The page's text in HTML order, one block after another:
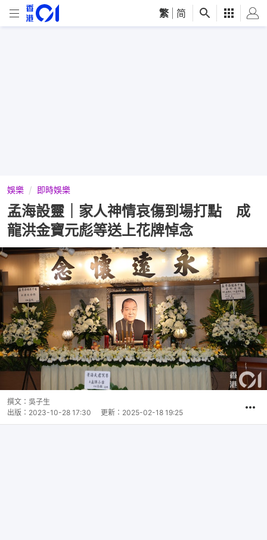
繁 简
娛樂 即時娛樂
孟海設靈｜家人神情哀傷到場打點 成
龍洪金寶元彪等送上花牌悼念
撰文： 吳子生
出版： 2023-10-28 17:30 更新： 2025-02-18 19:25